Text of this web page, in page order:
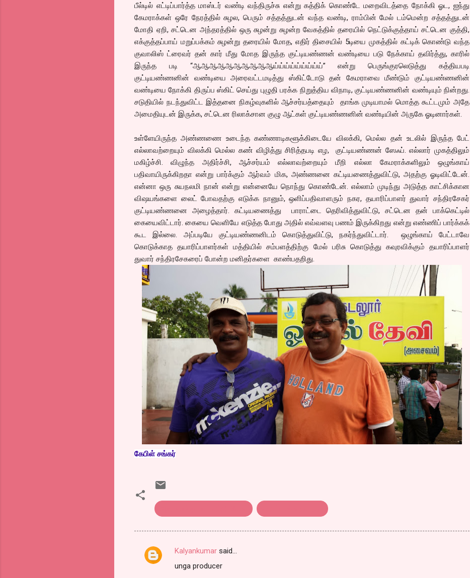
பீல்டில் எட்டிப்பார்த்த மாஸ்டர் வண்டி வந்திருச்சு என்று கத்திக் கொண்டே மறைவிடத்தை நோக்கி ஓட, ஐந்து
கேமராக்கள் ஒரே நேரத்தில் சுழல, பெரும் சத்தத்துடன் வந்த வண்டி, ராம்பின் மேல் டம்மென்ற சத்தத்துடன்
மோதி ஏறி, சட்டென அந்தரத்தில் ஒரு சுழன்று சுழன்ற வேகத்தில் தரையில் நெட்டுக்குத்தாய் சட்டென குத்தி,
எக்குத்தப்பாய் மறுப்பக்கம் சுழன்று தரையில் மோத, எதிர் திசையில் 5டியை முகத்தில் கட்டிக் கொண்டு வந்த
குவாலிஸ் ட்ரைவர் தன் கார் மீது மோத இருந்த குட்டியண்ணன் வண்டியை படு நேக்காய் தவிர்த்து, காரில்
இருந்த படி “ஆஆஆஆஆஆஆஆஆஆய்ய்ய்ய்ய்ய்ய்ய்ய்” என்று பெருங்குரலெடுத்து கத்தியபடி
குட்டியண்ணனின் வண்டியை அரைவட்டமடித்து ஸ்கிட்டோடு தன் கேமராவை மீண்டும் குட்டியண்ணனின்
வண்டியை நோக்கி திருப்ப ஸ்கிட் செய்து புழுதி பரக்க நிறுத்திய விநாடி, குட்டியண்ணனின் வண்டியும் நின்றது.
சடுதியில் நடந்துவிட்ட இத்தனை நிகழ்வுகளில் ஆச்சர்யத்தையும் தாங்க முடியாமல் மொத்த கூட்டமும் அதே
அமைதியுடன் இருக்க, சட்டென ரிலாக்சான குழு ஆட்கள் குட்டியண்ணனின் வண்டியின் அருகே ஓடினார்கள்.
உள்ளேயிருந்த அண்ணணை உடைந்த கண்ணாடிகளூக்கிடையே விலக்கி, மெல்ல தன் உடலில் இருந்த பேட்
எல்லாவற்றையும் விலக்கி மெல்ல கண் விழித்து சிரித்தபடி எழ, குட்டியண்ணன் ஸேஃப். எல்லார் முகத்திலும்
மகிழ்ச்சி. விழுந்த அதிர்ச்சி, ஆச்சர்யம் எல்லாவற்றையும் மீறி எல்லா கேமராக்களிலும் ஒழுங்காய்
பதிவாயிருக்கிறதா என்று பார்க்கும் ஆர்வம் மிக, அண்ணனை கட்டியணைத்துவிட்டு, அதற்கு ஓடிவிட்டேன்.
என்னா ஒரு சுயநலமி நான் என்று என்னையே நொந்து கொண்டேன். எல்லாம் முடிந்து அடுத்த காட்சிக்கான
விஷயங்களை லைட் போவதற்கு எடுக்க நானும், ஒளிப்பதிவாளரும் நகர, தயாரிப்பாளர் துவார் சந்திரசேகர்
குட்டியண்ணனை அழைத்தார். கட்டியணைத்து பாராட்டை தெரிவித்துவிட்டு, சட்டென தன் பாக்கெட்டில்
கையைவிட்டார். கையை வெளியே எடுத்த போது அதில் எவ்வளவு பணம் இருக்கிறது என்று எண்ணிப் பார்க்கக்
கூட இல்லை. அப்படியே குட்டியண்ணனிடம் கொடுத்துவிட்டு, நகர்ந்துவிட்டார். ஒழுங்காய் பேட்டாவே
கொடுக்காத தயாரிப்பாளர்கள் மத்தியில் சம்பளத்திற்கு மேல் பரிசு கொடுத்து கவுரவிக்கும் தயாரிப்பாளர்
துவார் சந்திரசேகரைப் போன்ற மனிதர்களை காண்பதறிது.
கேபிள் சங்கர்
C
Kalyankumar said…
unga producer